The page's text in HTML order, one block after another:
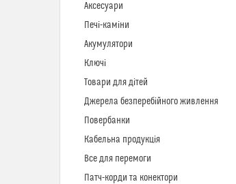
Аксесуари
Печі-каміни
Акумулятори
Ключі
Товари для дітей
Джерела безперебійного живлення
Повербанки
Кабельна продукція
Все для перемоги
Патч-корди та конектори